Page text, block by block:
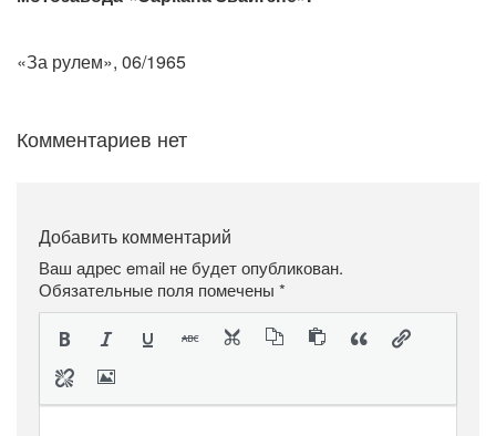
«За рулем», 06/1965
Комментариев нет
Добавить комментарий
Ваш адрес email не будет опубликован.
Обязательные поля помечены *